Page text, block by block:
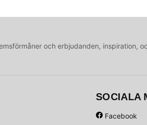
och erbjudanden, inspiration,
SOCIALA
Facebook